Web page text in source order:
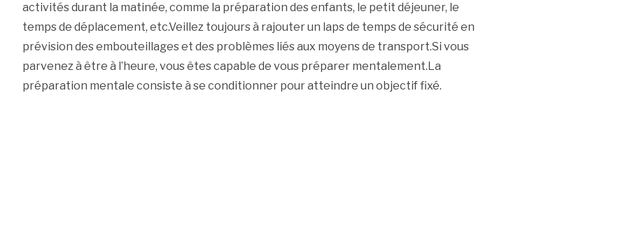
activités durant la matinée, comme la préparation des enfants, le petit déjeuner, le
temps de déplacement, etc.Veillez toujours à rajouter un laps de temps de sécurité en
prévision des embouteillages et des problèmes liés aux moyens de transport.Si vous
parvenez à être à l’heure, vous êtes capable de vous préparer mentalement.La
préparation mentale consiste à se conditionner pour atteindre un objectif fixé.